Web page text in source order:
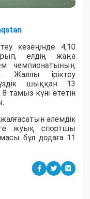
кезеңінде 4,10
елдің жаңа
чемпионатының
Жалпы іріктеу
шыққан 13
тамыз күні өтетін
әлемдік
жуық спортшы
бұл додаға 11